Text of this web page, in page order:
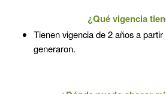
¿Qué vigencia
Tienen vigencia de 2 años a
generaron.